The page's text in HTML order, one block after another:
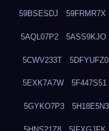
59BSESDJ 59FRMR7X
5AQL07P2 5ASS9KJO
5CWV233T 5DFYUFZ0
5EXK7A7W 5F447S51
5GYKO7P3 5H18E5N3